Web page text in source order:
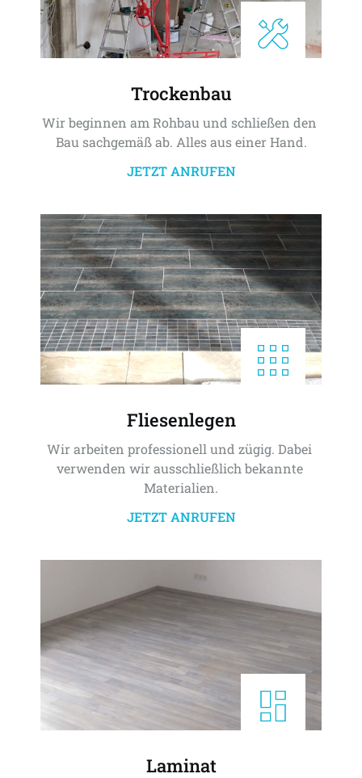
Trockenbau
Wir beginnen am Rohbau und schließen den
Bau sachgemäß ab. Alles aus einer Hand.
JETZT ANRUFEN
Fliesenlegen
Wir arbeiten professionell und zügig. Dabei
verwenden wir ausschließlich bekannte
Materialien.
JETZT ANRUFEN
Laminat